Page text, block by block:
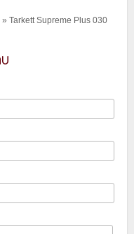
» Tarkett Supreme Plus 030